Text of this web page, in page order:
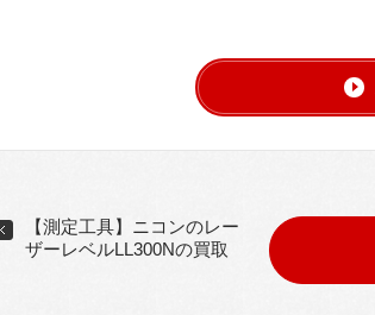
【測定工具】ニコンのレー
ザーレベルLL300Nの買取